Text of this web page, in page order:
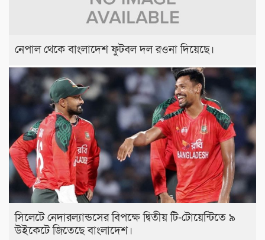
নেপাল থেকে বাংলাদেশ ফুটবল দল রওনা দিয়েছে।
সিলেটে নেদারল্যান্ডসের বিপক্ষে দ্বিতীয় টি-টোয়েন্টিতে ৯
উইকেটে জিতেছে বাংলাদেশ।